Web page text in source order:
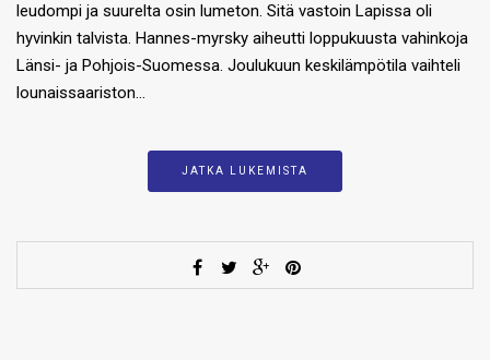
leudompi ja suurelta osin lumeton. Sitä vastoin Lapissa oli
hyvinkin talvista. Hannes-myrsky aiheutti loppukuusta vahinkoja
Länsi- ja Pohjois-Suomessa. Joulukuun keskilämpötila vaihteli
lounaissaariston…
JATKA LUKEMISTA